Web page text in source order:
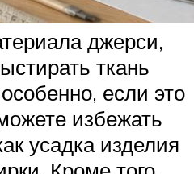
джерси,
ткань
если это
избежать
усадка изделия